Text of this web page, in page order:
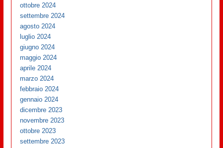
ottobre 2024
settembre 2024
agosto 2024
luglio 2024
giugno 2024
maggio 2024
aprile 2024
marzo 2024
febbraio 2024
gennaio 2024
dicembre 2023
novembre 2023
ottobre 2023
settembre 2023